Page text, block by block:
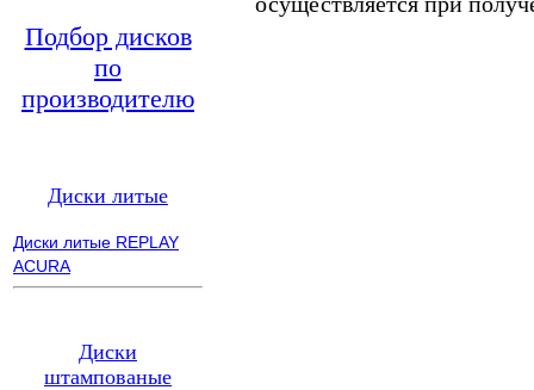
Подбор дисков
по
производителю
Диски литые
Диски литые REPLAY
ACURA
Диски
штампованые